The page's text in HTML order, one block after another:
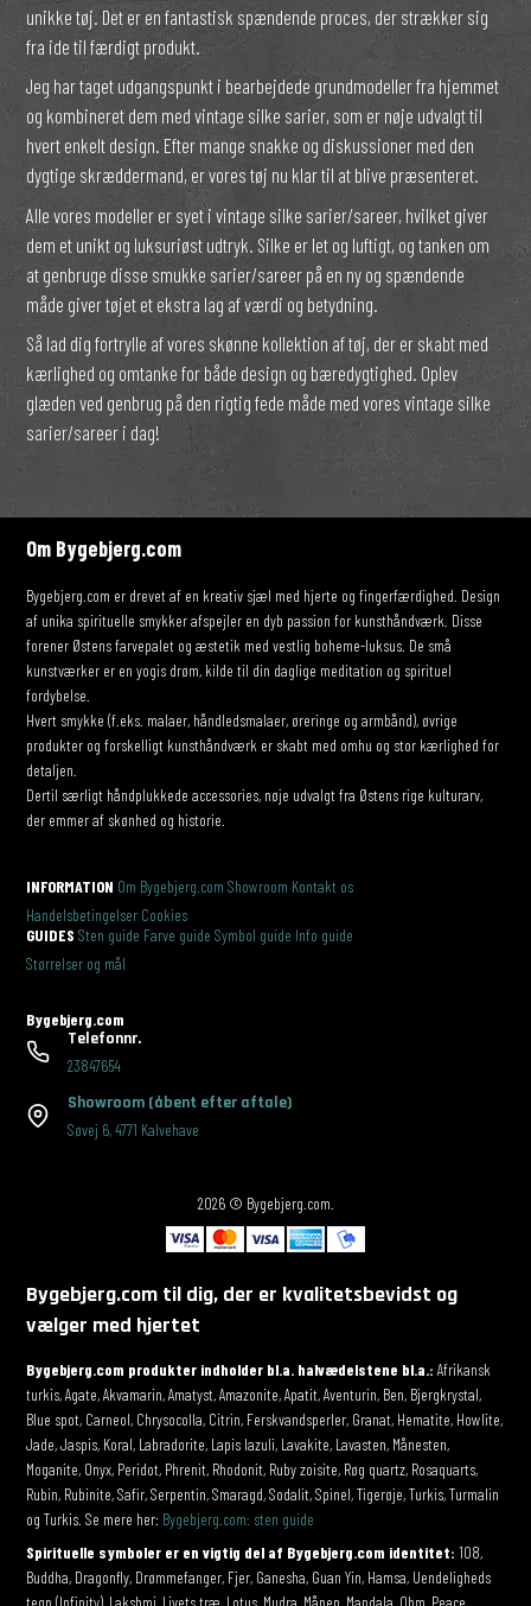
unikke tøj. Det er en fantastisk spændende proces, der strækker sig
fra ide til færdigt produkt.
Jeg har taget udgangspunkt i bearbejdede grundmodeller fra hjemmet
og kombineret dem med vintage silke sarier, som er nøje udvalgt til
hvert enkelt design. Efter mange snakke og diskussioner med den
dygtige skræddermand, er vores tøj nu klar til at blive præsenteret.
Alle vores modeller er syet i vintage silke sarier/sareer, hvilket giver
dem et unikt og luksuriøst udtryk. Silke er let og luftigt, og tanken om
at genbruge disse smukke sarier/sareer på en ny og spændende
måde giver tøjet et ekstra lag af værdi og betydning.
Så lad dig fortrylle af vores skønne kollektion af tøj, der er skabt med
kærlighed og omtanke for både design og bæredygtighed. Oplev
glæden ved genbrug på den rigtig fede måde med vores vintage silke
sarier/sareer i dag!
Om Bygebjerg.com
Bygebjerg.com er drevet af en kreativ sjæl med hjerte og fingerfærdighed. Design
af unika spirituelle smykker afspejler en dyb passion for kunsthåndværk. Disse
forener Østens farvepalet og æstetik med vestlig boheme-luksus. De små
kunstværker er en yogis drøm, kilde til din daglige meditation og spirituel
fordybelse.
Hvert smykke (f.eks. malaer, håndledsmalaer, øreringe og armbånd), øvrige
produkter og forskelligt kunsthåndværk er skabt med omhu og stor kærlighed for
detaljen.
Dertil særligt håndplukkede accessories, nøje udvalgt fra Østens rige kulturarv,
der emmer af skønhed og historie.
INFORMATION Om Bygebjerg.com Showroom Kontakt os
Handelsbetingelser Cookies
GUIDES Sten guide Farve guide Symbol guide Info guide
Størrelser og mål
Bygebjerg.com
Telefonnr.
23847654
Showroom (åbent efter aftale)
Søvej 6,4771 Kalvehave
2026 © Bygebjerg.com.
Bygebjerg.com til dig, der er kvalitetsbevidst og
vælger med hjertet
Bygebjerg.com produkter indholder bl.a. halvædelstene bl.a.: Afrikansk
turkis, Agate, Akvamarin, Amatyst, Amazonite, Apatit, Aventurin, Ben, Bjergkrystal,
Blue spot, Carneol, Chrysocolla, Citrin, Ferskvandsperler, Granat, Hematite, Howlite,
Jade, Jaspis, Koral, Labradorite, Lapis lazuli, Lavakite, Lavasten, Månesten,
Moganite, Onyx, Peridot, Phrenit, Rhodonit, Ruby zoisite, Røg quartz, Rosaquarts,
Rubin, Rubinite, Safir, Serpentin, Smaragd, Sodalit, Spinel, Tigerøje, Turkis, Turmalin
og Turkis. Se mere her: Bygebjerg.com: sten guide
Spirituelle symboler er en vigtig del af Bygebjerg.com identitet: 108,
Buddha, Dragonfly, Drømmefanger, Fjer, Ganesha, Guan Yin, Hamsa, Uendeligheds
tegn (Infinity), Lakshmi, Livets træ, Lotus, Mudra, Månen, Mandala, Ohm, Peace,